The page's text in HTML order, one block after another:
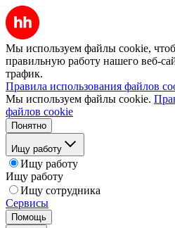
Мы используем файлы cookie,
правильную работу нашего веб-
трафик.
Правила использования файлов
Мы используем файлы cookie.
файлов cookie
Понятно
Ищу работу
Ищу работу
Ищу работу
Ищу сотрудника
Сервисы
Помощь